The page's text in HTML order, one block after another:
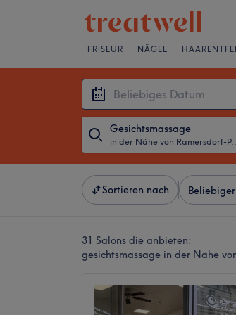
FRISEUR NÄGEL
Gesichtsmassage
in der Nähe von
Sortieren nach
31 Salons die anbieten:
gesichtsmassage in der Nähe